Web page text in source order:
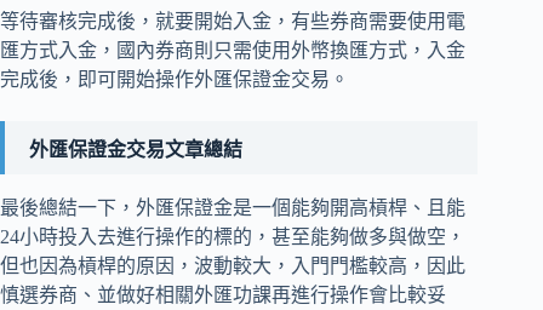
等待審核完成後，就要開始入金，有些券商需要使用電
匯方式入金，國內券商則只需使用外幣換匯方式，入金
完成後，即可開始操作外匯保證金交易。
外匯保證金交易文章總結
最後總結一下，外匯保證金是一個能夠開高槓桿、且能
24小時投入去進行操作的標的，甚至能夠做多與做空，
但也因為槓桿的原因，波動較大，入門門檻較高，因此
慎選券商、並做好相關外匯功課再進行操作會比較妥